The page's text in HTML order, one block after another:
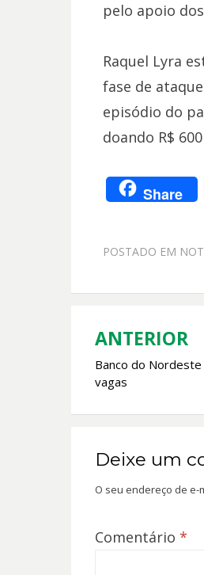
pelo apoio
Raquel Lyra
fase de
episódio do
doando R$
Share
POSTADO EM
Navegação
de
ANTERIOR
Banco do
vagas
Deixe um
O seu endereço de
Comentário *